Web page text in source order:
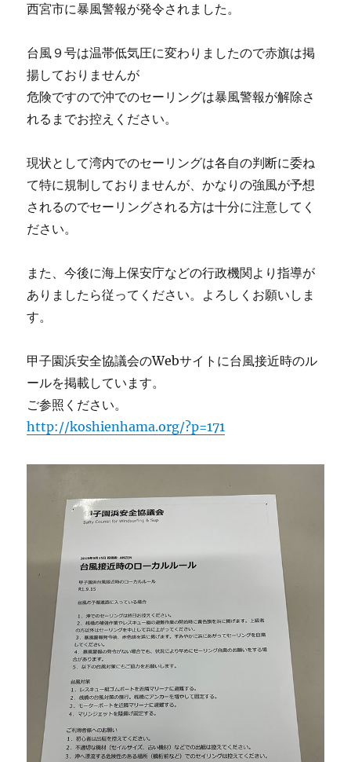
お
せ
西宮市に暴風警報が発令されました。
台風９号は温帯低気圧に変わりましたので赤旗は掲
揚しておりませんが
危険ですので沖でのセーリングは暴風警報が解除さ
れるまでお控えください。
現状として湾内でのセーリングは各自の判断に委ね
て特に規制しておりませんが、かなりの強風が予想
されるのでセーリングされる方は十分に注意してく
ださい。
また、今後に海上保安庁などの行政機関より指導が
ありましたら従ってください。よろしくお願いしま
す。
甲子園浜安全協議会のWebサイトに台風接近時のル
ールを掲載しています。
ご参照ください。
http://koshienhama.org/?p=171